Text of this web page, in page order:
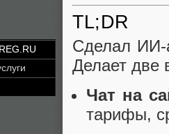
TL;DR
Сделал ИИ-
Делает две
Чат на
тарифы,